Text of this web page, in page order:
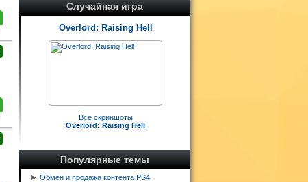
Случайная игра
Overlord: Raising Hell
Все скриншоты
Overlord: Raising Hell
Популярные темы
► Обмен и продажа контента PS4